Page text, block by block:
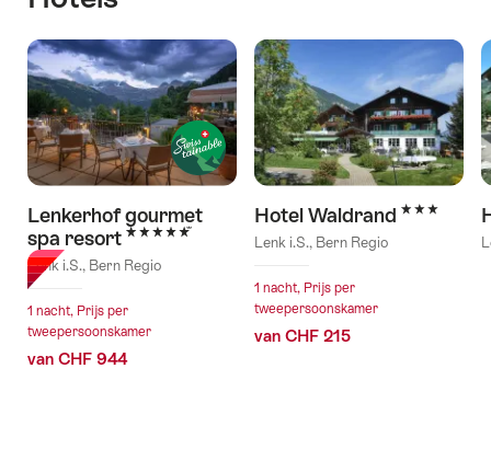
Lenkerhof gourmet
spa resort 5 Sterren
Lenk i.S., Bern Regio
1 nacht, Prijs per
tweepersoonskamer
van CHF 944
Hotel Waldrand 3 Sterren
Lenk i.S., Bern Regio
1 nacht, Prijs per
tweepersoonskamer
van CHF 215